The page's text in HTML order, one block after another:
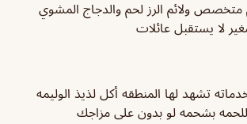
متخصص ولائم الرز لحم والدجاج المشوي
لا يستقبل عائلات
تشهد لها المنطقه أكل لذيذ الوليمه
بشحمه لو بدون على مزاجك